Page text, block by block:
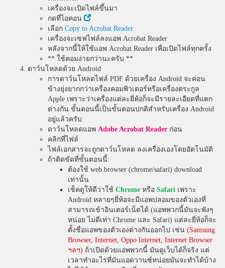
เครื่องจะเปิดไฟล์ขึ้นมา
กดที่ไอคอน
เลือก Copy to Acrobat Reader
เครื่องจะเซฟไฟล์ลงแอพ Acrobat Reader
หลังจากนี้ให้ใช้แอพ Acrobat Reader เพื่อเปิดไฟล์ทุกครั้ง
** ใช้คอมง่ายกว่านะครับ **
ดาว์นโหลดด้วย Android
การดาว์นโหลดไฟล์ PDF ด้วยเครื่อง Android จะค่อน
ข้างยุ่งยากกว่าเครื่องคอมพิวเตอร์หรือเครื่องตระกูล
Apple เพราะว่าเครื่องแต่ละยี่ห้อก็จะมีรายละเอียดที่แตก
ต่างกัน ขั้นตอนนี้เป็นขั้นตอนปกติสำหรับเครื่อง Android
อยู่แล้วครับ
ดาว์นโหลดแอพ Adobe Acrobat Reader ก่อน
คลิกที่ไฟล์
ไฟล์เอกสารจะถูกดาว์นโหลด ลงเครื่องเองโดยอัตโนมัติ
ถ้าติดขัดที่ขั้นตอนนี้:
ต้องใช้ web browser (chrome/safari) download
เท่านั้น
เช็คดูให้ดีว่าใช้ Chrome หรือ Safari เพราะ
Android หลายๆยี่ห้อจะมีแอพปลอมของตัวเองที่
สามารถเข้าอินเตอร์เน็ตได้ (แอพพวกนี้มันจะพังๆ
หน่อย ไม่ดีเท่า Chrome และ Safari) แต่ละยี่ห้อก็จะ
ตั้งชื่อแอพของตัวเองต่างกันออกไป เช่น (Samsung
Browser, Internet, Oppo Internet, Internet Browser
ฯลฯ) ถ้าเปิดด้วยแอพพวกนี้ มันดูเว็บได้ก็จริง แต่
เวลาทำอะไรที่มันแอดวานซ์หน่อยมันจะทำได้บ้าง